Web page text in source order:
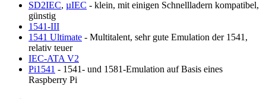
SD2IEC, µIEC - klein, mit einigen Schnellladern kompatibel,
günstig
1541-III
1541 Ultimate - Multitalent, sehr gute Emulation der 1541,
relativ teuer
IEC-ATA V2
Pi1541 - 1541- und 1581-Emulation auf Basis eines
Raspberry Pi